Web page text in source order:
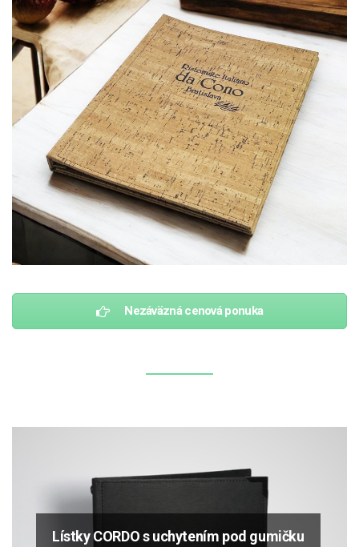
Nezáväzná cenová ponuka
Lístky CORDO s uchytením pod gumičku